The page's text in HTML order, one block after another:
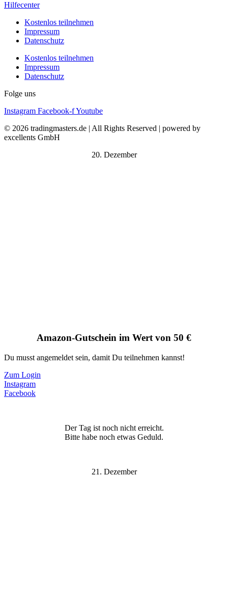
Hilfecenter
Kostenlos teilnehmen
Impressum
Datenschutz
Kostenlos teilnehmen
Impressum
Datenschutz
Folge uns
Instagram Facebook-fYoutube
© 2026 tradingmasters.de | All Rights Reserved | powered by
excellents GmbH
20. Dezember
Amazon-Gutschein im Wert von 50 €
Du musst angemeldet sein, damit Du teilnehmen kannst!
Zum Login
Instagram
Facebook
Der Tag ist noch nicht erreicht.
Bitte habe noch etwas Geduld.
21. Dezember